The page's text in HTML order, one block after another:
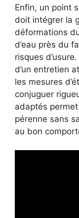
Enfin, un point
doit intégrer la
déformations
d’eau près du
risques
d’un entretien
les mesures
conjuguer
adaptés
pérenne sans
au bon